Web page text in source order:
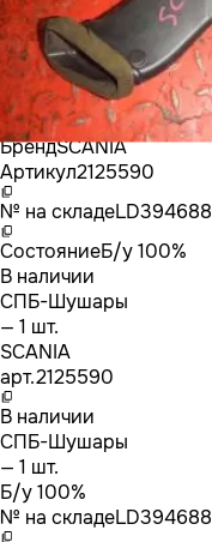
БрендSCANIA
Артикул2125590
№ на складеLD394688
СостояниеБ/у 100%
В наличии
СПБ-Шушары
— 1 шт.
SCANIA
арт.2125590
В наличии
СПБ-Шушары
— 1 шт.
Б/у 100%
№ на складеLD394688